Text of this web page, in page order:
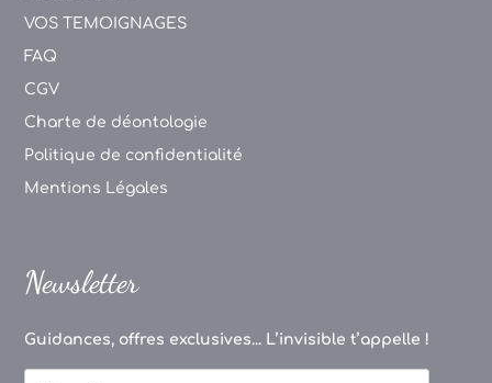
VOS TEMOIGNAGES
FAQ
CGV
Charte de déontologie
Politique de confidentialité
Mentions Légales
Newsletter
Guidances, offres exclusives... L’invisible t’appelle !